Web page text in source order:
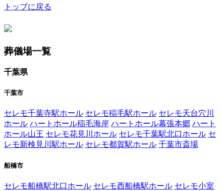
トップに戻る
葬儀場一覧
千葉県
千葉市
セレモ千葉寺駅ホール セレモ稲毛駅ホール セレモ天台穴川
ホール ハートホール稲毛海岸 ハートホール幕張本郷 ハート
ホール山王 セレモ花見川ホール セレモ千葉駅北口ホール セ
レモ新検見川駅ホール セレモ都賀駅ホール 千葉市斎場
船橋市
セレモ船橋駅北口ホール セレモ西船橋駅ホール セレモ小室